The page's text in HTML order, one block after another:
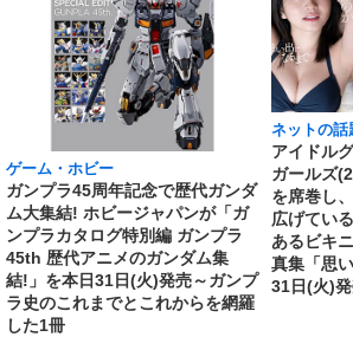
ゲーム・ホビー
ガンプラ45周年記念で歴代ガンダ
ム大集結! ホビージャパンが「ガ
ンプラカタログ特別編 ガンプラ
45th 歴代アニメのガンダム集
結!」を本日31日(火)発売～ガンプ
ラ史のこれまでとこれからを網羅
した1冊
ネットの話
アイドル
ガールズ
を席巻し
広げてい
あるビキ
真集「思
31日(火)